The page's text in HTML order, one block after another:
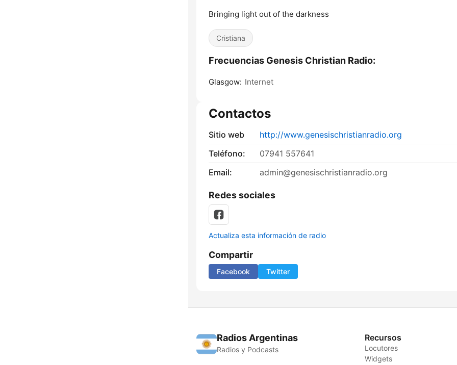
Bringing light out of the darkness
Cristiana
Frecuencias Genesis Christian Radio:
Glasgow: Internet
Contactos
Sitio web
http://www.genesischristianradio.org
Teléfono:
07941 557641
Email:
admin@genesischristianradio.org
Redes sociales
Actualiza esta información de radio
Compartir
Facebook Twitter
Radios Argentinas
Radios y Podcasts
Recursos
Locutores
Widgets